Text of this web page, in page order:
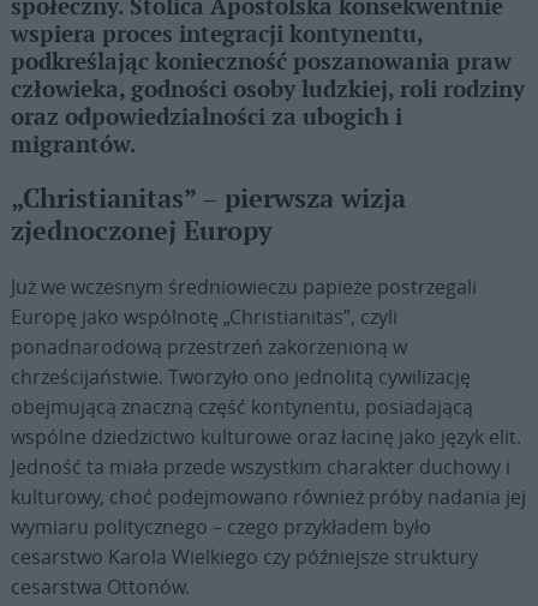
społeczny. Stolica Apostolska konsekwentnie
wspiera proces integracji kontynentu,
podkreślając konieczność poszanowania praw
człowieka, godności osoby ludzkiej, roli rodziny
oraz odpowiedzialności za ubogich i
migrantów.
„Christianitas” – pierwsza wizja
zjednoczonej Europy
Już we wczesnym średniowieczu papieże postrzegali
Europę jako wspólnotę „Christianitas”, czyli
ponadnarodową przestrzeń zakorzenioną w
chrześcijaństwie. Tworzyło ono jednolitą cywilizację
obejmującą znaczną część kontynentu, posiadającą
wspólne dziedzictwo kulturowe oraz łacinę jako język elit.
Jedność ta miała przede wszystkim charakter duchowy i
kulturowy, choć podejmowano również próby nadania jej
wymiaru politycznego – czego przykładem było
cesarstwo Karola Wielkiego czy późniejsze struktury
cesarstwa Ottonów.